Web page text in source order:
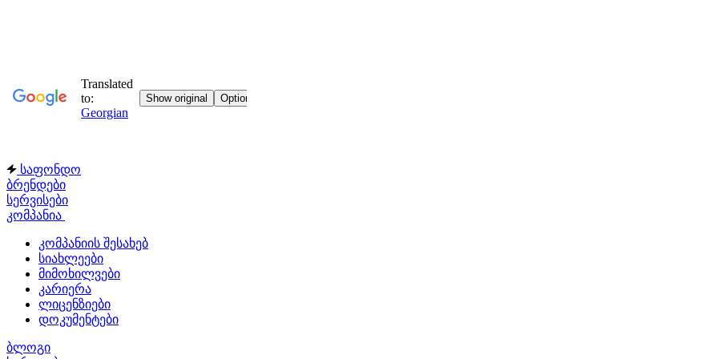
საფონდო
ბრენდები
სერვისები
კომპანია
კომპანიის შესახებ
სიახლეები
მიმოხილვები
კარიერა
ლიცენზიები
დოკუმენტები
ბლოგი